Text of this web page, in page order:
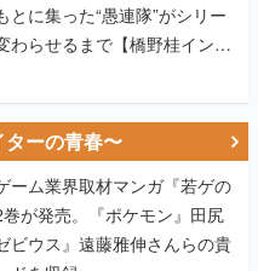
とに集った“愚連隊”がシリー
わらせるまで【橋野桂インタ
ーの青春〜
ーム業界取材マンガ『若ゲの
が発売。『ポケモン』田尻
ビウス』遠藤雅伸さんらの貴